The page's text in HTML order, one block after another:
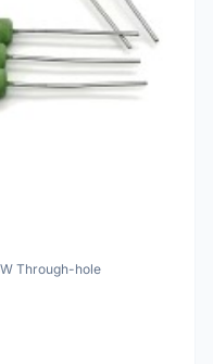
Through-hole